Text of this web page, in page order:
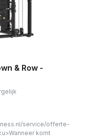
& Row -
service/offerte-
komt